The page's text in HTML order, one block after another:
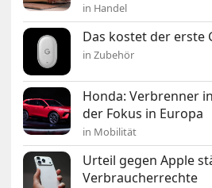
in Handel
Das kostet der erste
in Zubehör
Honda: Verbrenner
der Fokus in Europa
in Mobilität
Urteil gegen Apple
Verbraucherrechte